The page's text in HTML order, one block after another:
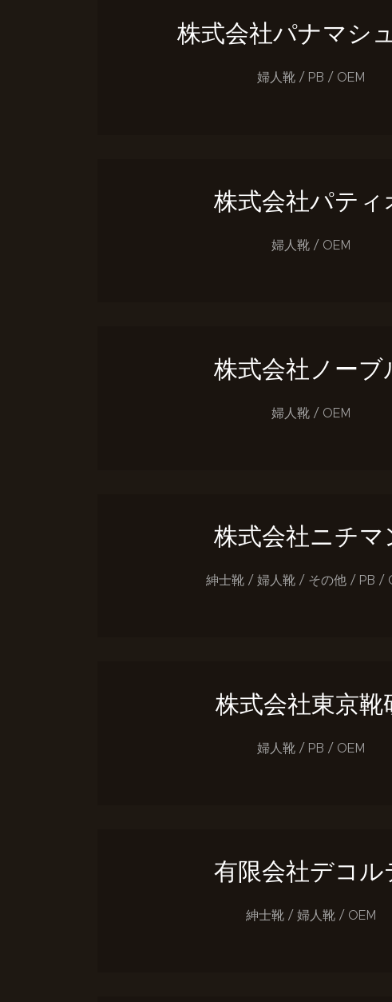
株式会社パナマシ
婦人靴 / PB / OEM
株式会社パティ
婦人靴 / OEM
株式会社ノーブ
婦人靴 / OEM
株式会社ニチマ
紳士靴 / 婦人靴 / その他 / PB /
株式会社東京靴
婦人靴 / PB / OEM
有限会社デコル
紳士靴 / 婦人靴 / OEM